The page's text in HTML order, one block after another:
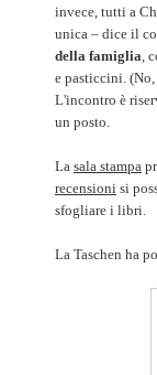
invece, tutti a
unica – dice il
della famiglia,
e pasticcini.
L'incontro è
un posto.
La sala stampa
recensioni si
sfogliare i libri.
La Taschen ha